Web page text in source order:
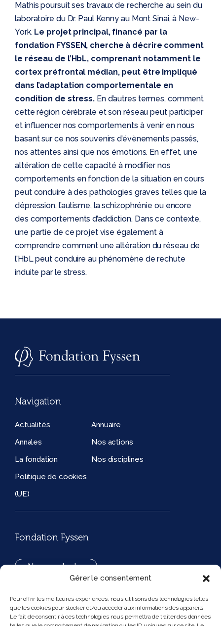
Gérer le consentement
Pour offrir les meilleures expériences, nous utilisons des technologies telles
que les cookies pour stocker et/ou accéder aux informations des appareils.
Le fait de consentir à ces technologies nous permettra de traiter des données
Mathis poursuit ses travaux de recherche au sein du
laboratoire du Dr. Paul Kenny au Mont Sinai, à New-
York. Le projet principal, financé par la
fondation FYSSEN, cherche à décrire comment
le réseau de l’HbL, comprenant notamment le
cortex préfrontal médian, peut être impliqué
dans l’adaptation comportementale en
condition de stress. En d’autres termes, comment
cette région cérébrale et son réseau peut participer
et influencer nos comportements à venir en nous
basant sur ce nos souvenirs d’évènements passés,
nos attentes ainsi que nos émotions. En effet, une
altération de cette capacité à modifier nos
comportements en fonction de la situation en cours
peut conduire à des pathologies graves telles que la
dépression, l’autisme, la schizophrénie ou encore
des comportements d’addiction. Dans ce contexte,
une partie de ce projet vise également à
comprendre comment une altération du réseau de
l’HbL peut conduire au phénomène de rechute
induite par le stress.
Navigation
Actualités
Annuaire
Annales
Nos actions
La fondation
Nos disciplines
Politique de cookies
(UE)
Fondation Fyssen
Nous contacter
194, rue de Rivoli 75001 Paris France